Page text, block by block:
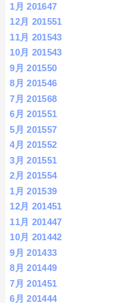
1月 201647
12月 201551
11月 201543
10月 201543
9月 201550
8月 201546
7月 201568
6月 201551
5月 201557
4月 201552
3月 201551
2月 201554
1月 201539
12月 201451
11月 201447
10月 201442
9月 201433
8月 201449
7月 201451
6月 201444